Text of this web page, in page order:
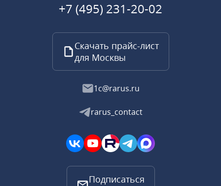
+7 (495) 231-20-02
Скачать прайс-лист
для Москвы
1c@rarus.ru
rarus_contact
Подписаться